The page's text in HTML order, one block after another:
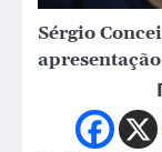
Sérgio